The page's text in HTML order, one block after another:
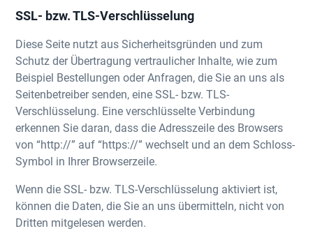
SSL- bzw. TLS-Verschlüsselung
Diese Seite nutzt aus Sicherheitsgründen und zum
Schutz der Übertragung vertraulicher Inhalte, wie zum
Beispiel Bestellungen oder Anfragen, die Sie an uns als
Seitenbetreiber senden, eine SSL- bzw. TLS-
Verschlüsselung. Eine verschlüsselte Verbindung
erkennen Sie daran, dass die Adresszeile des Browsers
von “http://” auf “https://” wechselt und an dem Schloss-
Symbol in Ihrer Browserzeile.
Wenn die SSL- bzw. TLS-Verschlüsselung aktiviert ist,
können die Daten, die Sie an uns übermitteln, nicht von
Dritten mitgelesen werden.